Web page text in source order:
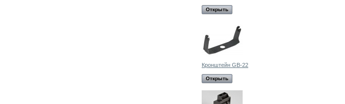
Открыть
Кронштейн GB-22
Открыть